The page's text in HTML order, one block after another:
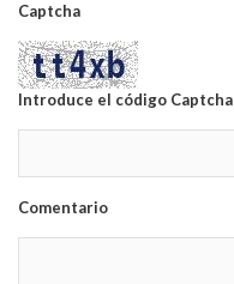
Captcha
Introduce el código Captcha
Comentario